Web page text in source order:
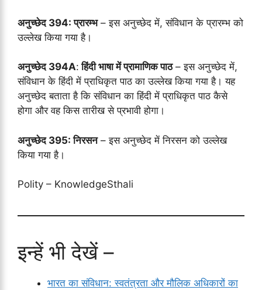
अनुच्छेद 394: प्रारम्भ– इस अनुच्छेद में, संविधान के प्रारम्भ को
उल्लेख किया गया है।
अनुच्छेद 394A: हिंदी भाषा में प्रामाणिक पाठ– इस अनुच्छेद में,
संविधान के हिंदी में प्राधिकृत पाठ का उल्लेख किया गया है। यह
अनुच्छेद बताता है कि संविधान का हिंदी में प्राधिकृत पाठ कैसे
होगा और वह किस तारीख से प्रभावी होगा।
अनुच्छेद 395: निरसन– इस अनुच्छेद में निरसन को उल्लेख
किया गया है।
Polity – KnowledgeSthali
इन्हें भी देखें –
भारत का संविधान: स्वतंत्रता और मौलिक अधिकारों का